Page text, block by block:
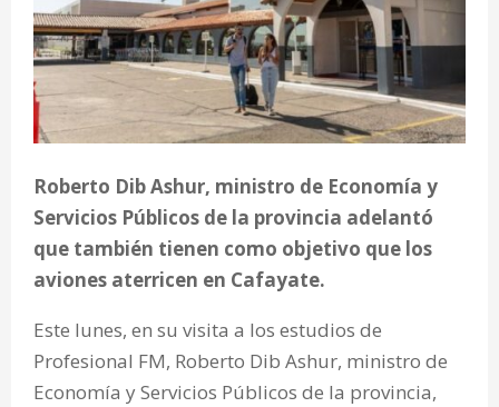
Roberto Dib Ashur, ministro de Economía y
Servicios Públicos de la provincia adelantó
que también tienen como objetivo que los
aviones aterricen en Cafayate.
Este lunes, en su visita a los estudios de
Profesional FM, Roberto Dib Ashur, ministro de
Economía y Servicios Públicos de la provincia,